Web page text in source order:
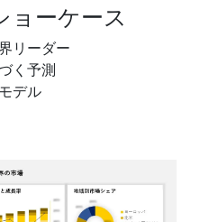
ョーケース
リーダー
く予測
デル